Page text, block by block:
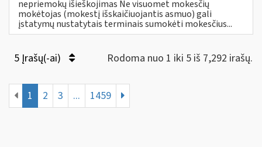
nepriemokų išieškojimas Ne visuomet mokesčių
mokėtojas (mokestį išskaičiuojantis asmuo) gali
įstatymų nustatytais terminais sumokėti mokesčius...
5 Įrašų(-ai) Rodoma nuo 1 iki 5 iš 7,292 irašų.
1 2 3 ... 1459